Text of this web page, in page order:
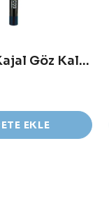
Organik Kajal Göz Kalemi - Night Blue
EKLE